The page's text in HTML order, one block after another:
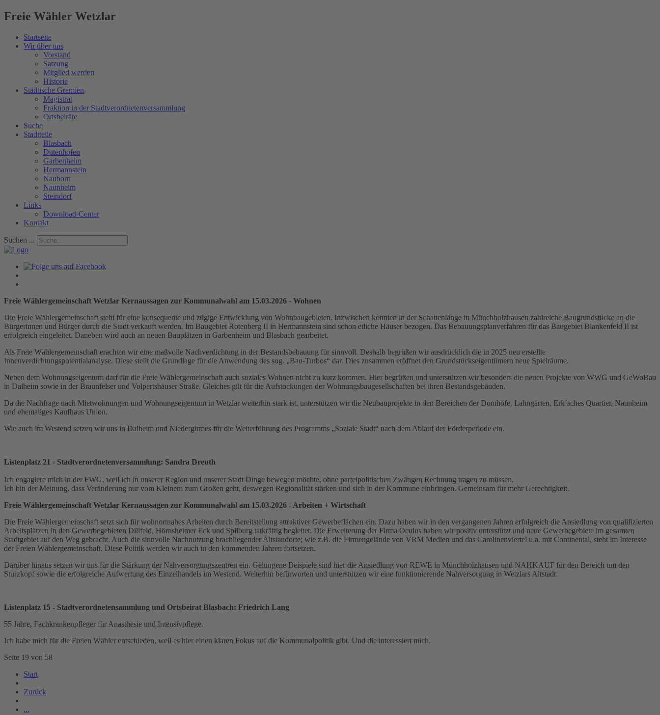
Freie Wähler Wetzlar
Startseite
Wir über uns
Vorstand
Satzung
Mitglied werden
Historie
Städtische Gremien
Magistrat
Fraktion in der Stadtverordnetenversammlung
Ortsbeiräte
Suche
Stadtteile
Blasbach
Dutenhofen
Garbenheim
Hermannstein
Nauborn
Naunheim
Steindorf
Links
Download-Center
Kontakt
Suchen ...
Freie Wählergemeinschaft Wetzlar Kernaussagen zur Kommunalwahl am 15.03.2026 - Wohnen
Die Freie Wählergemeinschaft steht für eine konsequente und zügige Entwicklung von Wohnbaugebieten. Inzwischen konnten in der Schattenlänge in Münchholzhausen zahlreiche Baugrundstücke an die
Bürgerinnen und Bürger durch die Stadt verkauft werden. Im Baugebiet Rotenberg II in Hermannstein sind schon etliche Häuser bezogen. Das Bebauungsplanverfahren für das Baugebiet Blankenfeld II ist
erfolgreich eingeleitet. Daneben wird auch an neuen Bauplätzen in Garbenheim und Blasbach gearbeitet.
Als Freie Wählergemeinschaft erachten wir eine maßvolle Nachverdichtung in der Bestandsbebauung für sinnvoll. Deshalb begrüßen wir ausdrücklich die in 2025 neu erstellte
Innenverdichtungspotentialanalyse. Diese stellt die Grundlage für die Anwendung des sog. „Bau-Turbos“ dar. Dies zusammen eröffnet den Grundstückseigentümern neue Spielräume.
Neben dem Wohnungseigentum darf für die Freie Wählergemeinschaft auch soziales Wohnen nicht zu kurz kommen. Hier begrüßen und unterstützen wir besonders die neuen Projekte von WWG und GeWoBau
in Dalheim sowie in der Braunfelser und Volpertshäuser Straße. Gleiches gilt für die Aufstockungen der Wohnungsbaugesellschaften bei ihren Bestandsgebäuden.
Da die Nachfrage nach Mietwohnungen und Wohnungseigentum in Wetzlar weiterhin stark ist, unterstützen wir die Neubauprojekte in den Bereichen der Domhöfe, Lahngärten, Erk´sches Quartier, Naunheim
und ehemaliges Kaufhaus Union.
Wie auch im Westend setzen wir uns in Dalheim und Niedergirmes für die Weiterführung des Programms „Soziale Stadt“ nach dem Ablauf der Förderperiode ein.
Listenplatz 21 - Stadtverordnetenversammlung: Sandra Dreuth
Ich engagiere mich in der FWG, weil ich in unserer Region und unserer Stadt Dinge bewegen möchte, ohne parteipolitischen Zwängen Rechnung tragen zu müssen.
Ich bin der Meinung, dass Veränderung nur vom Kleinem zum Großen geht, deswegen Regionalität stärken und sich in der Kommune einbringen. Gemeinsam für mehr Gerechtigkeit.
Freie Wählergemeinschaft Wetzlar Kernaussagen zur Kommunalwahl am 15.03.2026 - Arbeiten + Wirtschaft
Die Freie Wählergemeinschaft setzt sich für wohnortnahes Arbeiten durch Bereitstellung attraktiver Gewerbeflächen ein. Dazu haben wir in den vergangenen Jahren erfolgreich die Ansiedlung von qualifizierten
Arbeitsplätzen in den Gewerbegebieten Dillfeld, Hörnsheimer Eck und Spilburg tatkräftig begleitet. Die Erweiterung der Firma Oculus haben wir positiv unterstützt und neue Gewerbegebiete im gesamten
Stadtgebiet auf den Weg gebracht. Auch die sinnvolle Nachnutzung brachliegender Altstandorte; wie z.B. die Firmengelände von VRM Medien und das Carolinenviertel u.a. mit Continental, steht im Interesse
der Freien Wählergemeinschaft. Diese Politik werden wir auch in den kommenden Jahren fortsetzen.
Darüber hinaus setzen wir uns für die Stärkung der Nahversorgungszentren ein. Gelungene Beispiele sind hier die Ansiedlung von REWE in Münchholzhausen und NAHKAUF für den Bereich um den
Sturzkopf sowie die erfolgreiche Aufwertung des Einzelhandels im Westend. Weiterhin befürworten und unterstützen wir eine funktionierende Nahversorgung in Wetzlars Altstadt.
Listenplatz 15 - Stadtverordnetensammlung und Ortsbeirat Blasbach: Friedrich Lang
55 Jahre, Fachkrankenpfleger für Anästhesie und Intensivpflege.
Ich habe mich für die Freien Wähler entschieden, weil es hier einen klaren Fokus auf die Kommunalpolitik gibt. Und die interessiert mich.
Seite 19 von 58
Start
Zurück
...